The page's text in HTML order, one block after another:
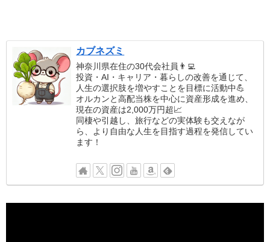
カブネズミ
神奈川県在住の30代会社員👨‍💻
投資・AI・キャリア・暮らしの改善を通じて、
人生の選択肢を増やすことを目標に活動中💪
オルカンと高配当株を中心に資産形成を進め、
現在の資産は2,000万円超📈
同棲や引越し、旅行などの実体験も交えなが
ら、より自由な人生を目指す過程を発信してい
ます！